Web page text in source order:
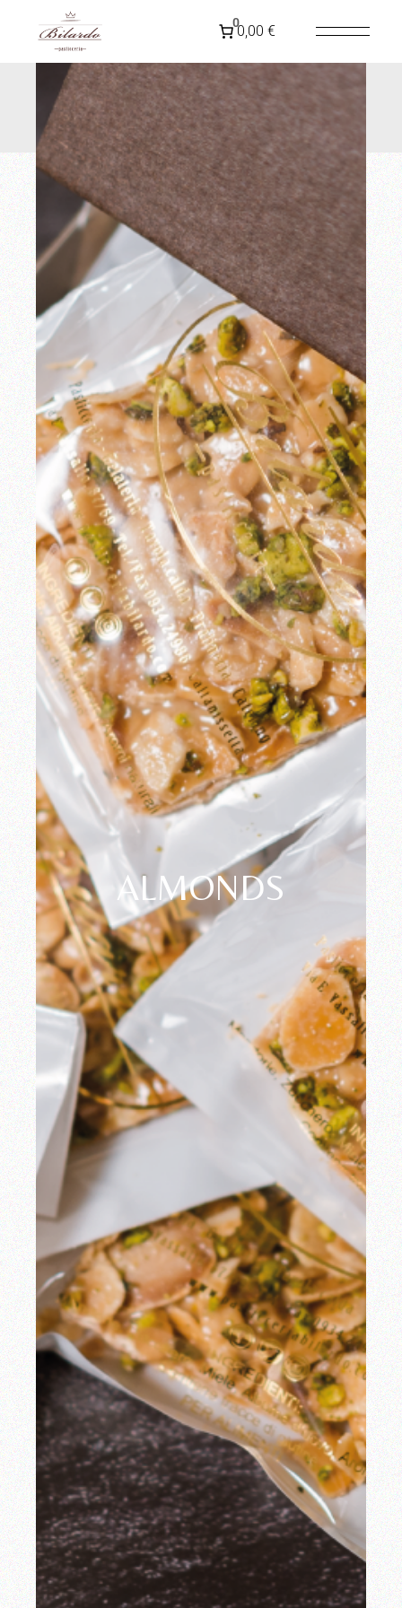
00,00 €
Home Almonds
Pasticceria Bilardo
ALMONDS
SPEDIZIONE GRATUITA IN ITALIAPER ORDINI
SUPERIORI A 79€